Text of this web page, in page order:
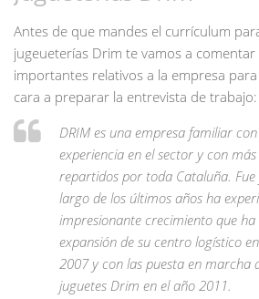
Antes de que mandes el currículum
jugeueterías Drim te vamos a
importantes relativos a la empresa
cara a preparar la entrevista de trabajo:
DRIM es una empresa familiar
experiencia en el sector y con
repartidos por toda Cataluña.
largo de los últimos años ha
impresionante crecimiento que
expansión de su centro logístico
2007 y con las puesta en marcha
juguetes Drim en el año 2011.